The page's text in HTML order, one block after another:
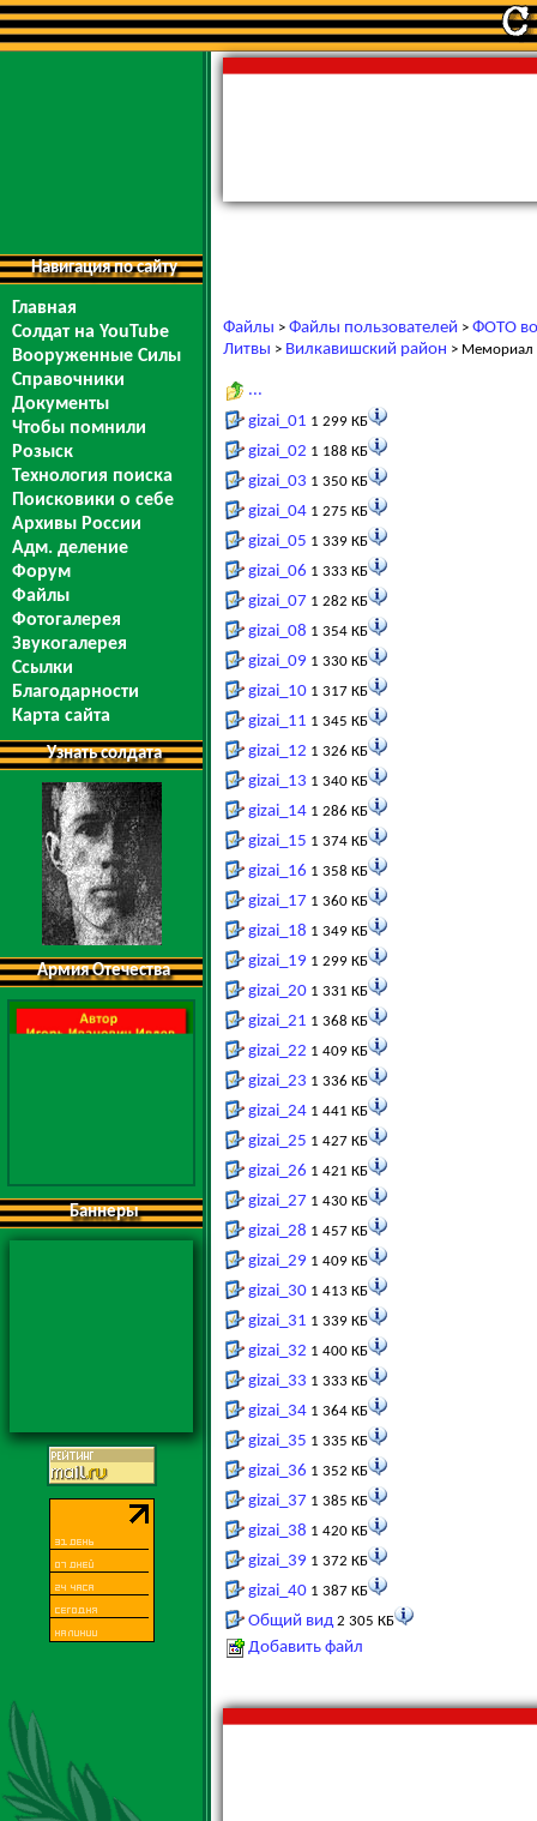
Навигация по сайту
Главная
Солдат на YouTube
Вооруженные Силы
Справочники
Документы
Чтобы помнили
Розыск
Технология поиска
Поисковики о себе
Архивы России
Адм. деление
Форум
Файлы
Фотогалерея
Звукогалерея
Ссылки
Благодарности
Карта сайта
Узнать солдата
Армия Отечества
Баннеры
Файлы > Файлы пользователей > ФОТО
Литвы > Вилкавишский район > Мемориал
...
gizai_01 1 299 КБ
gizai_02 1 188 КБ
gizai_03 1 350 КБ
gizai_04 1 275 КБ
gizai_05 1 339 КБ
gizai_06 1 333 КБ
gizai_07 1 282 КБ
gizai_08 1 354 КБ
gizai_09 1 330 КБ
gizai_10 1 317 КБ
gizai_11 1 345 КБ
gizai_12 1 326 КБ
gizai_13 1 340 КБ
gizai_14 1 286 КБ
gizai_15 1 374 КБ
gizai_16 1 358 КБ
gizai_17 1 360 КБ
gizai_18 1 349 КБ
gizai_19 1 299 КБ
gizai_20 1 331 КБ
gizai_21 1 368 КБ
gizai_22 1 409 КБ
gizai_23 1 336 КБ
gizai_24 1 441 КБ
gizai_25 1 427 КБ
gizai_26 1 421 КБ
gizai_27 1 430 КБ
gizai_28 1 457 КБ
gizai_29 1 409 КБ
gizai_30 1 413 КБ
gizai_31 1 339 КБ
gizai_32 1 400 КБ
gizai_33 1 333 КБ
gizai_34 1 364 КБ
gizai_35 1 335 КБ
gizai_36 1 352 КБ
gizai_37 1 385 КБ
gizai_38 1 420 КБ
gizai_39 1 372 КБ
gizai_40 1 387 КБ
Общий вид2 305 КБ
Добавить файл